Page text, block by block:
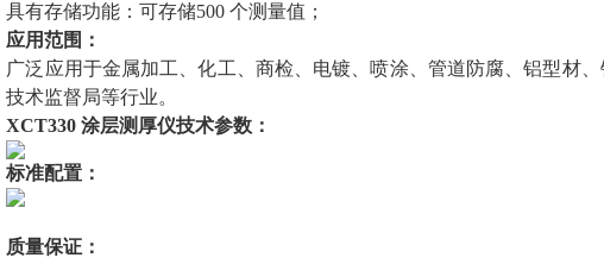
具有存储功能：可存储500 个测量值；
应用范围：
广泛应用于金属加工、化工、商检、电镀、喷涂、管道防腐、铝型材
技术监督局等行业。
XCT330 涂层测厚仪技术参数：
标准配置：
质量保证：